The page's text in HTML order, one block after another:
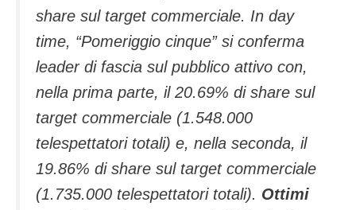
share sul target commerciale. In day
time, “Pomeriggio cinque” si conferma
leader di fascia sul pubblico attivo con,
nella prima parte, il 20.69% di share sul
target commerciale (1.548.000
telespettatori totali) e, nella seconda, il
19.86% di share sul target commerciale
(1.735.000 telespettatori totali). Ottimi